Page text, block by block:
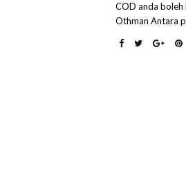
COD anda
Othman Antara